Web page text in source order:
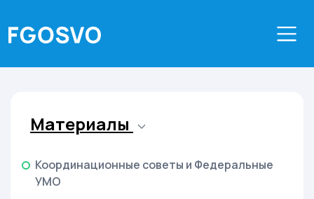
Материалы
Координационные советы и Федеральные
УМО